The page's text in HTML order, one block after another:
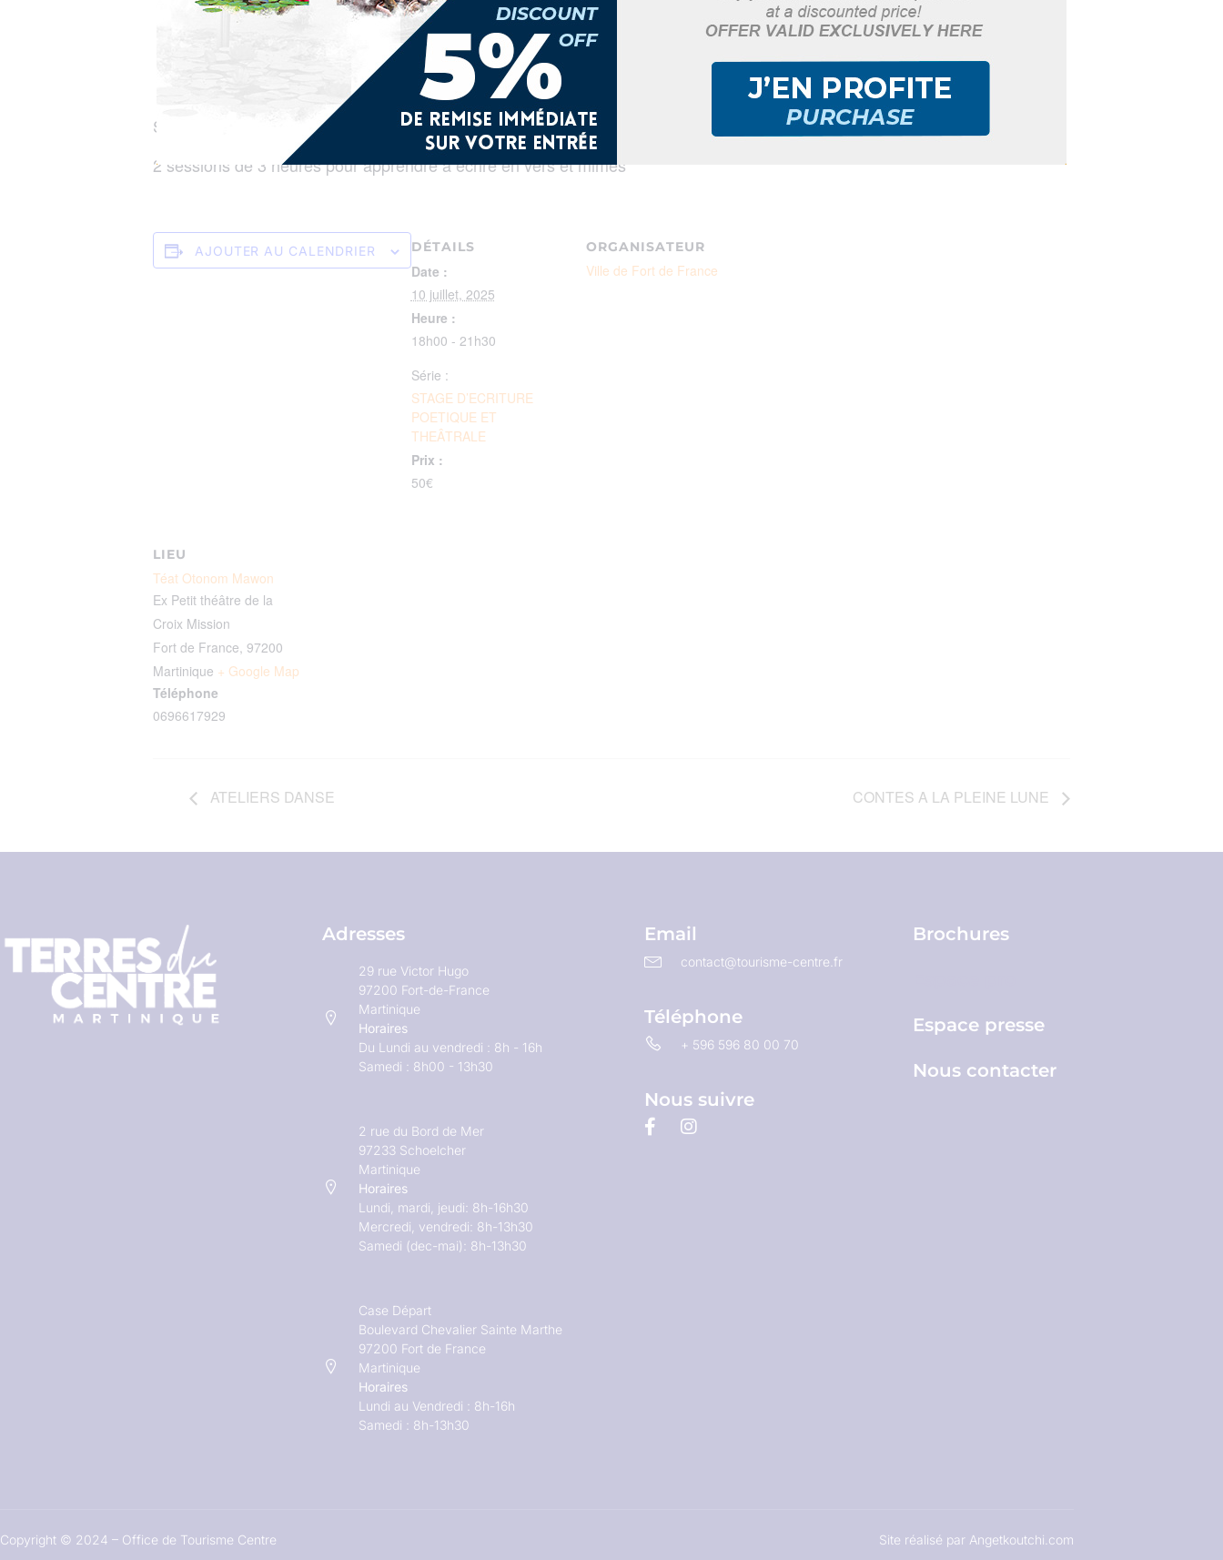
Stage d’écriture poétique et théâtrale au TOM » Téat Otonom Mawon » avec Jean D’AMERIQUE.
2 sessions de 3 heures pour apprendre à écrire en vers et mimes
AJOUTER AU CALENDRIER DÉTAILS
Date :
10 juillet, 2025
Heure :
18h00 - 21h30
Série :
STAGE D’ECRITURE
POETIQUE ET
THEÂTRALE
Prix :
50€
ORGANISATEUR
Ville de Fort de France
LIEU
Téat Otonom Mawon
Ex Petit théâtre de la
Croix Mission
Fort de France 97200
Martinique + Google Map
Téléphone
0696617929
ATELIERS DANSE CONTES A LA PLEINE LUNE
Adresses
29 rue Victor Hugo
97200 Fort-de-France
Martinique
Horaires
Du Lundi au vendredi : 8h - 16h
Samedi : 8h00 - 13h30
2 rue du Bord de Mer
97233 Schoelcher
Martinique
Horaires
Lundi, mardi, jeudi: 8h-16h30
Mercredi, vendredi: 8h-13h30
Samedi (dec-mai): 8h-13h30
Case Départ
Boulevard Chevalier Sainte Marthe
97200 Fort de France
Martinique
Horaires
Lundi au Vendredi : 8h-16h
Samedi : 8h-13h30
Email
contact@tourisme-centre.fr
Téléphone
+ 596 596 80 00 70
Nous suivre
Brochures
Espace presse
Nous contacter
Copyright © 2024 – Office de Tourisme Centre Site réalisé par Angetkoutchi.com